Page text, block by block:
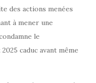
des actions menées
à mener une
le
caduc avant même